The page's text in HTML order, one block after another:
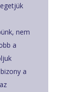
nem
a
a